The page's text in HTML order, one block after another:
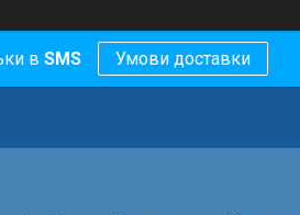
в SMS Умови доставки